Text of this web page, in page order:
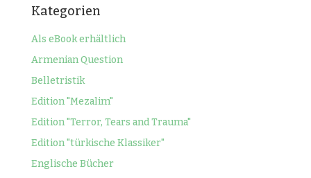
Kategorien
Als eBook erhältlich
Armenian Question
Belletristik
Edition "Mezalim"
Edition "Terror, Tears and Trauma"
Edition "türkische Klassiker"
Englische Bücher